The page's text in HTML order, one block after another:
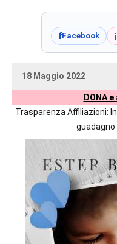
delle
autrici
fFacebook i
18 Maggio 2022
uctil_user
Nessun
DONA
Trasparenza Affiliazioni:
guadagno